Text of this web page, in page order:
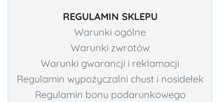
REGULAMIN SKLEPU
Warunki ogólne
Warunki zwrotów
Warunki gwarancji i reklamacji
Regulamin wypożyczalni chust i nosidełek
Regulamin bonu podarunkowego